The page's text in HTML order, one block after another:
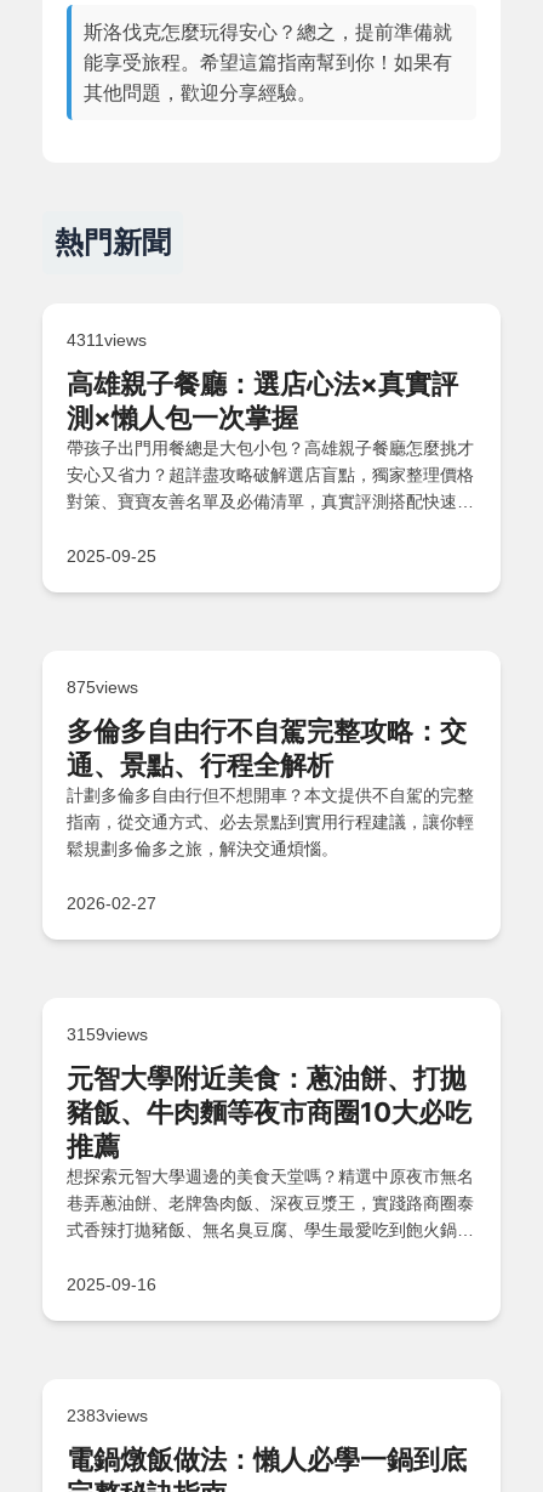
斯洛伐克怎麼玩得安心？總之，提前準備就
能享受旅程。希望這篇指南幫到你！如果有
其他問題，歡迎分享經驗。
熱門新聞
4311views
高雄親子餐廳：選店心法×真實評
測×懶人包一次掌握
帶孩子出門用餐總是大包小包？高雄親子餐廳怎麼挑才
安心又省力？超詳盡攻略破解選店盲點，獨家整理價格
對策、寶寶友善名單及必備清單，真實評測搭配快速索
答」！
2025-09-25
875views
多倫多自由行不自駕完整攻略：交
通、景點、行程全解析
計劃多倫多自由行但不想開車？本文提供不自駕的完整
指南，從交通方式、必去景點到實用行程建議，讓你輕
鬆規劃多倫多之旅，解決交通煩惱。
2026-02-27
3159views
元智大學附近美食：蔥油餅、打拋
豬飯、牛肉麵等夜市商圈10大必吃
推薦
想探索元智大學週邊的美食天堂嗎？精選中原夜市無名
巷弄蔥油餅、老牌魯肉飯、深夜豆漿王，實踐路商圈泰
式香辣打拋豬飯、無名臭豆腐、學生最愛吃到飽火鍋，
還有冰火菠蘿油和古早味粉圓冰，在地老饕分享探險小
2025-09-16
2383views
電鍋燉飯做法：懶人必學一鍋到底